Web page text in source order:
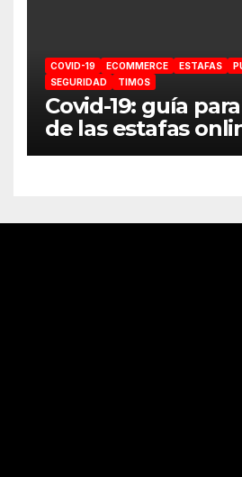
COVID-19 ECOMMERCE ESTAFAS
SEGURIDAD
TIMOS
Covid-19: guía
de las estafas